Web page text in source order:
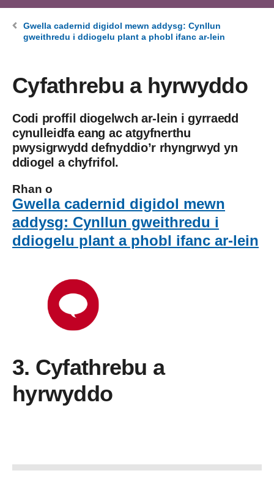
Gwella cadernid digidol mewn addysg: Cynllun
gweithredu i ddiogelu plant a phobl ifanc ar-lein
Cyfathrebu a hyrwyddo
Codi proffil diogelwch ar-lein i gyrraedd
cynulleidfa eang ac atgyfnerthu
pwysigrwydd defnyddio’r rhyngrwyd yn
ddiogel a chyfrifol.
Rhan o
Gwella cadernid digidol mewn
addysg: Cynllun gweithredu i
ddiogelu plant a phobl ifanc ar-lein
3. Cyfathrebu a
hyrwyddo